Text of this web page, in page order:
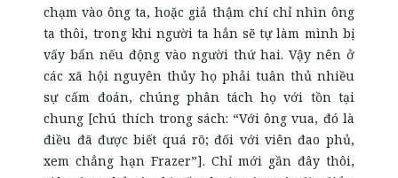
chạm vào ông ta, hoặc giả thậm chí chỉ nhìn ông
ta thôi, trong khi người ta hẳn sẽ tự làm mình bị
vấy bẩn nếu động vào người thứ hai. Vậy nên ở
các xã hội nguyên thủy họ phải tuân thủ nhiều
sự cấm đoán, chúng phân tách họ với tồn tại
chung [chú thích trong sách: “Với ông vua, đó là
điều đã được biết quá rõ; đối với viên đao phủ,
xem chẳng hạn Frazer”]. Chỉ mới gần đây thôi,